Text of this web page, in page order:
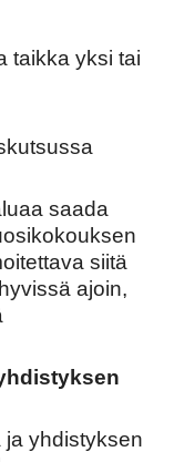
taikka yksi tai
saada
siitä
ajoin,
ja yhdistyksen